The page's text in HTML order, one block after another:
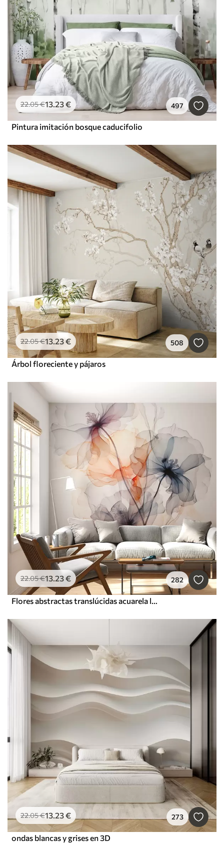
22.05€13.23€ 497
Pintura imitación bosque caducifolio
22.05€13.23€ 508
Árbol floreciente y pájaros
22.05€13.23€ 282
Flores abstractas translúcidas acuarela líquida
22.05€13.23€ 273
ondas blancas y grises en 3D